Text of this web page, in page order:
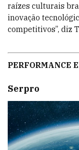
raízes culturais
inovação
competitivos”, diz
PERFORMANCE
Serpro